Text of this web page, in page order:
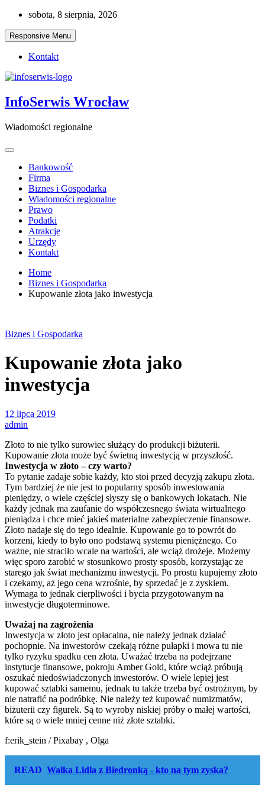
Skip
content
sobota, 8 sierpnia, 2026
Responsive Menu
Kontakt
InfoSerwis Wrocław
Wiadomości regionalne
Bankowość
Firma
Biznes i Gospodarka
Wiadomości regionalne
Prawo
Podatki
Atrakcje
Urzędy
Kontakt
Home
Biznes i Gospodarka
Kupowanie złota jako inwestycja
Biznes i Gospodarka
Kupowanie złota jako
inwestycja
12 lipca 2019
admin
Złoto to nie tylko surowiec służący do produkcji biżuterii.
Kupowanie złota może być świetną inwestycją w przyszłość.
Inwestycja w złoto – czy warto?
To pytanie zadaje sobie każdy, kto stoi przed decyzją zakupu złota.
Tym bardziej że nie jest to popularny sposób inwestowania
pieniędzy, o wiele częściej słyszy się o bankowych lokatach. Nie
każdy jednak ma zaufanie do współczesnego świata wirtualnego
pieniądza i chce mieć jakieś materialne zabezpieczenie finansowe.
Złoto nadaje się do tego idealnie. Kupowanie go to powrót do
korzeni, kiedy to było ono podstawą systemu pieniężnego. Co
ważne, nie straciło wcale na wartości, ale wciąż drożeje. Możemy
więc sporo zarobić w stosunkowo prosty sposób, korzystając ze
starego jak świat mechanizmu inwestycji. Po prostu kupujemy złoto
i czekamy, aż jego cena wzrośnie, by sprzedać je z zyskiem.
Wymaga to jednak cierpliwości i bycia przygotowanym na
inwestycje długoterminowe.
Uważaj na zagrożenia
Inwestycja w złoto jest opłacalna, nie należy jednak działać
pochopnie. Na inwestorów czekają różne pułapki i mowa tu nie
tylko ryzyku spadku cen złota. Uważać trzeba na podejrzane
instytucje finansowe, pokroju Amber Gold, które wciąż próbują
oszukać niedoświadczonych inwestorów. O wiele lepiej jest
kupować sztabki samemu, jednak tu także trzeba być ostrożnym, by
nie natrafić na podróbkę. Nie należy też kupować numizmatów,
biżuterii czy figurek. Są to wyroby niskiej próby o małej wartości,
które są o wiele mniej cenne niż złote sztabki.
f:erik_stein / Pixabay , Olga
READ Walka Lidla z Biedronką - kto na tym zyska?